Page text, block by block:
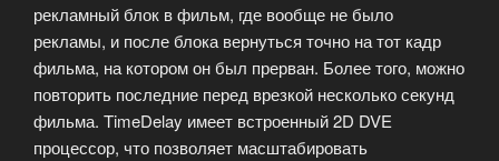
рекламный блок в фильм, где вообще не было
рекламы, и после блока вернуться точно на тот кадр
фильма, на котором он был прерван. Более того, можно
повторить последние перед врезкой несколько секунд
фильма. TimeDelay имеет встроенный 2D DVE
процессор, что позволяет масштабировать